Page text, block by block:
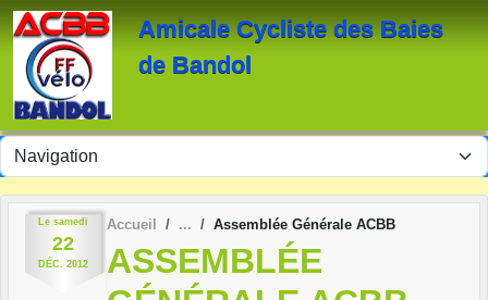
Amicale Cycliste des Baies
de Bandol
Le samedi
22
DÉC. 2012
Accueil Assemblée Générale ACBB
ASSEMBLÉE
Panneau de gestion des cookies